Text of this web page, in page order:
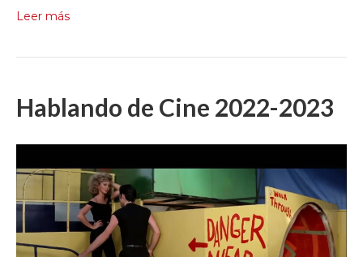
Leer más
Hablando de Cine 2022-2023